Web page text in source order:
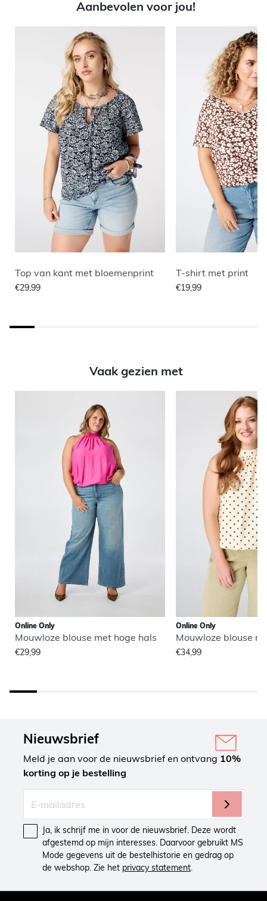
Aanbevolen voor jou!
Top van kant met bloemenprint
€29,99
T-shirt met print
€19,99
Vaak gezien met
Online Only
Mouwloze blouse met hoge hals
€29,99
Online Only
Mouwloze blouse
€34,99
Nieuwsbrief
Meld je aan voor de nieuwsbrief en ontvang 10%
korting op je bestelling
Ja, ik schrijf me in voor de nieuwsbrief. Deze wordt
afgestemd op mijn interesses. Daarvoor gebruikt MS
Mode gegevens uit de bestelhistorie en gedrag op
de webshop. Zie het privacy statement.